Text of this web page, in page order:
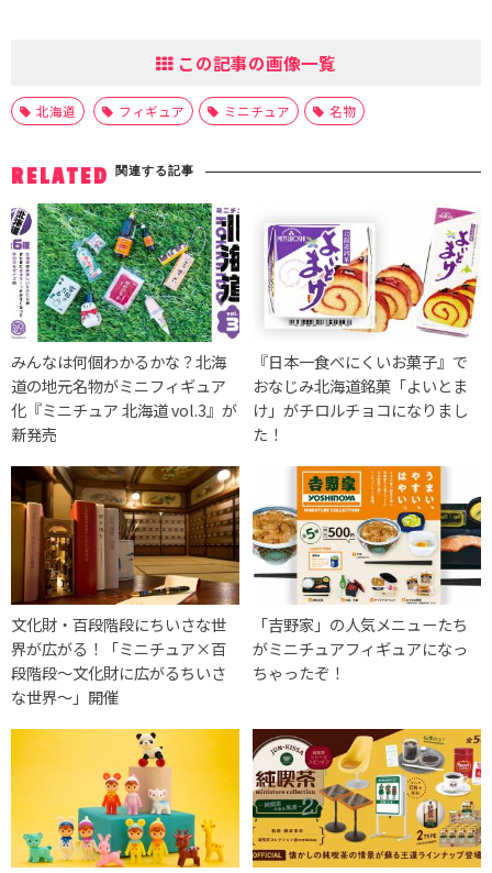
この記事の画像一覧
北海道 フィギュア ミニチュア 名物
RELATED 関連する記事
みんなは何個わかるかな？北海
道の地元名物がミニフィギュア
化『ミニチュア 北海道 vol.3』が
新発売
『日本一食べにくいお菓子』で
おなじみ北海道銘菓「よいとま
け」がチロルチョコになりまし
た！
文化財・百段階段にちいさな世
界が広がる！「ミニチュア×百
段階段～文化財に広がるちいさ
な世界～」開催
「吉野家​」の人気メニューたち
がミニチュアフィギュアになっ
ちゃったぞ！